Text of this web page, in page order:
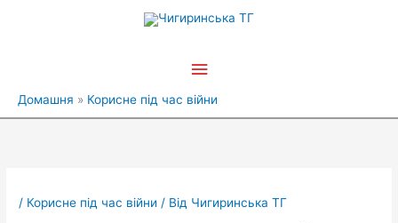
Головне
Домашня Корисне під час війни
/ Корисне під час війни / Від Чигиринська ТГ